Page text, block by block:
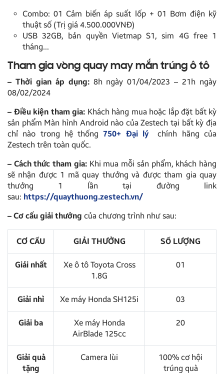
Combo: 01 Cảm biến áp suất lốp + 01 Bơm điện kỹ
thuật số (Trị giá 4.500.000VNĐ)
USB 32GB, bản quyền Vietmap S1, sim 4G free 1
tháng…
Tham gia vòng quay may mắn trúng ô tô
– Thời gian áp dụng:8h ngày 01/04/2023 – 21h ngày
08/02/2024
– Điều kiện tham gia: Khách hàng mua hoặc lắp đặt bất kỳ
sản phẩm Màn hình Android nào của Zestech tại bất kỳ địa
chỉ nào trong hệ thống750+ Đại lýchính hãng của
Zestech trên toàn quốc.
– Cách thức tham gia:Khi mua mỗi sản phẩm, khách hàng
sẽ nhận được 1 mã quay thưởng và được tham gia quay
thưởng 1 lần tại đường link
sau: https://quaythuong.zestech.vn/
– Cơ cấu giải thưởng của chương trình như sau:
CƠ CẤU GIẢI THƯỞNG SỐ LƯỢNG
Giải nhất
Xe ô tô Toyota Cross
1.8G
01
Giải nhì Xe máy Honda SH125i 03
Giải ba
Xe máy Honda
AirBlade 125cc
20
Giải quà
tặng
Camera lùi
100% cơ hội
trúng quà